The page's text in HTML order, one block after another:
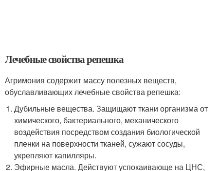
Лечебные свойства репешка
Агримония содержит массу полезных веществ,
обуславливающих лечебные свойства репешка:
Дубильные вещества. Защищают ткани организма от
химического, бактериального, механического
воздействия посредством создания биологической
пленки на поверхности тканей, сужают сосуды,
укрепляют капилляры.
Эфирные масла. Действуют успокаивающе на ЦНС,